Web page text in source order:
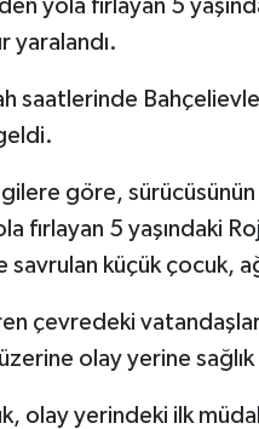
yola fırlayan 5
yaralandı.
saatlerinde
göre,
fırlayan 5 yaşındaki
küçük çocuk,
çevredeki
olay yerine
olay yerindeki ilk